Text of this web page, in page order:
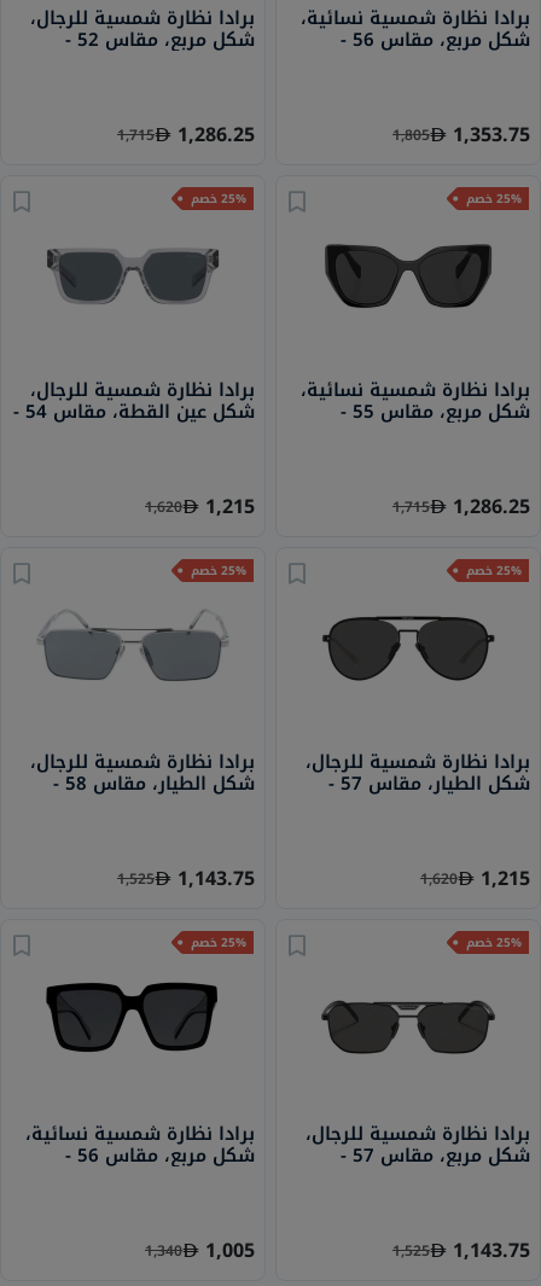
برادا نظارة شمسية نسائية،
شكل مربع، مقاس 56 -
1AB5S0 PR A08S
1,353.75
1,805
برادا نظارة شمسية للرجال،
شكل مربع، مقاس 52 -
1AB5S0 PR 19WS
1,286.25
1,715
25% خصم
برادا نظارة شمسية نسائية،
شكل مربع، مقاس 55 -
1AB5S0 PR 19ZS
1,286.25
1,715
25% خصم
برادا نظارة شمسية للرجال،
شكل عين القطة، مقاس 54 -
U430A9 PR 03ZS
1,215
1,620
25% خصم
برادا نظارة شمسية للرجال،
شكل الطيار، مقاس 57 -
1BO5S0 PR 54ZS
1,215
1,620
25% خصم
برادا نظارة شمسية للرجال،
شكل الطيار، مقاس 58 -
1BC175 PR A57S
1,143.75
1,525
25% خصم
برادا نظارة شمسية للرجال،
شكل مربع، مقاس 57 -
1AB5S0 PR 58YS
1,143.75
1,525
25% خصم
برادا نظارة شمسية نسائية،
شكل مربع، مقاس 56 -
1AB5S0 PR 24ZS
1,005
1,340